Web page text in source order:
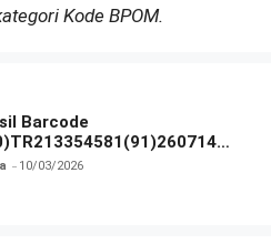
Kode BPOM.
Barcode
Izin BPOM
10/03/2026